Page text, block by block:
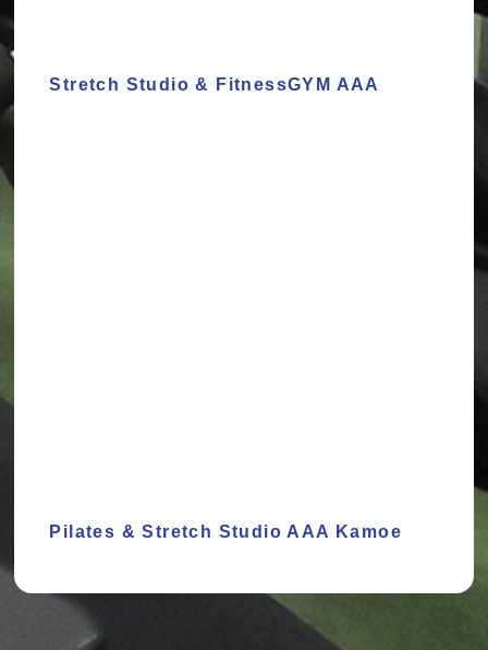
Stretch Studio & FitnessGYM AAA
Pilates & Stretch Studio AAA Kamoe